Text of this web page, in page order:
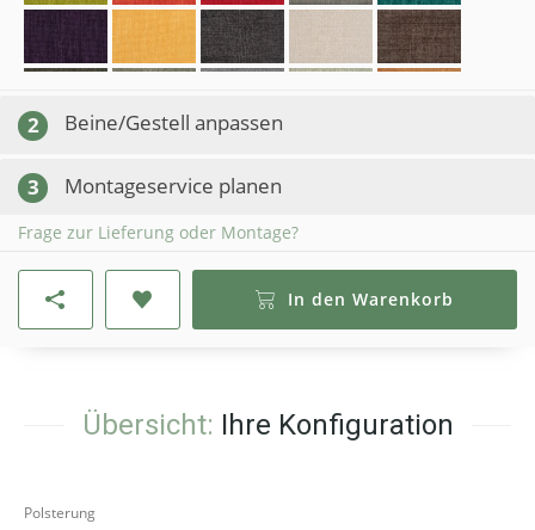
2 Beine/Gestell anpassen
3 Montageservice planen
Frage zur Lieferung oder Montage?
In den Warenkorb
Übersicht: Ihre Konfiguration
Polsterung